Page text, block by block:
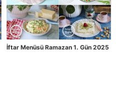
İftar Menüsü Ramazan 1. Gün 2025